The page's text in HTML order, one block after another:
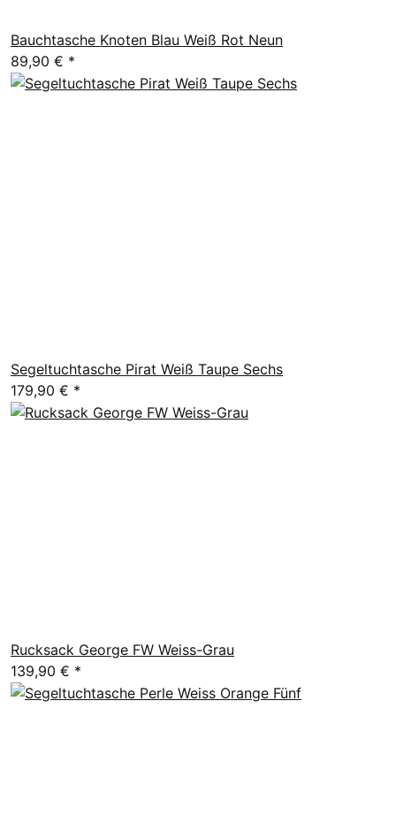
Bauchtasche Knoten Blau Weiß Rot Neun
89,90 € *
Segeltuchtasche Pirat Weiß Taupe Sechs
179,90 € *
Rucksack George FW Weiss-Grau
139,90 € *